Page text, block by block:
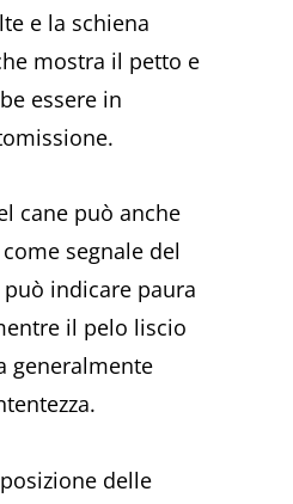
e la schiena
mostra il petto e
essere in
cane può anche
segnale del
indicare paura
il pelo liscio
generalmente
delle